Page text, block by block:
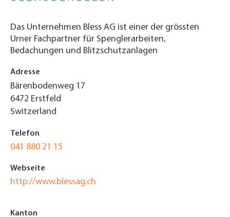
Das Unternehmen Bless AG ist einer der grössten
Urner Fachpartner für Spenglerarbeiten,
Bedachungen und Blitzschutzanlagen
Adresse
Bärenbodenweg 17
6472 Erstfeld
Switzerland
Telefon
041 880 21 15
Webseite
http://www.blessag.ch
Kanton